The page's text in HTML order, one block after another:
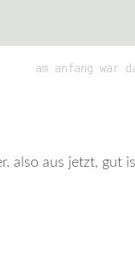
am anfang war
also aus jetzt, gut